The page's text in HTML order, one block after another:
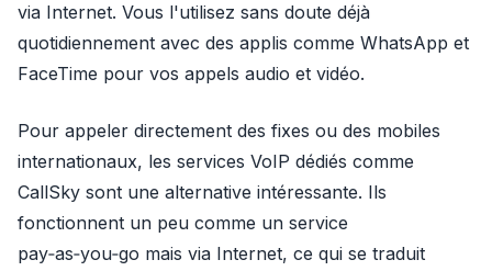
via Internet. Vous l'utilisez sans doute déjà
quotidiennement avec des applis comme WhatsApp et
FaceTime pour vos appels audio et vidéo.
Pour appeler directement des fixes ou des mobiles
internationaux, les services VoIP dédiés comme
CallSky sont une alternative intéressante. Ils
fonctionnent un peu comme un service
pay‑as‑you‑go mais via Internet, ce qui se traduit